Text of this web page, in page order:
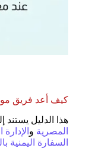
كيف أعد فريق
هذا الدليل
المصرية و
السفارة اليمنية